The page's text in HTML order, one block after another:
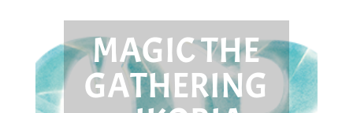
MAGIC THE
GATHERING